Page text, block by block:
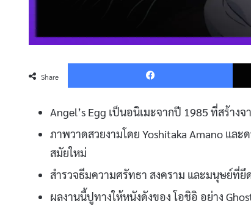
Share
Angel’s Egg เป็นอนิเมะจากปี 1985 ที่สร้า
ภาพวาดสวยงามโดย Yoshitaka Amano แล
สมัยใหม่
สำรวจธีมความศรัทธา สงคราม และมนุษย์ที่
ผลงานนี้ปูทางให้หนังดังของ โอชิอิ อย่าง